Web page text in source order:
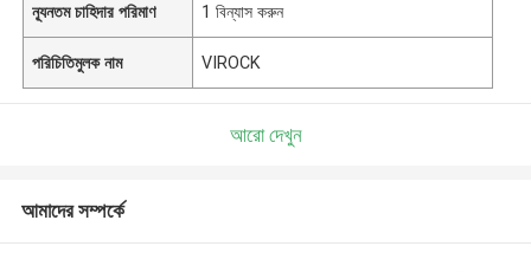
ন্যূনতম চাহিদার পরিমাণ 1 বিন্যাস করুন
পরিচিতিমুলক নাম VIROCK
আরো দেখুন
আমাদের সম্পর্কে